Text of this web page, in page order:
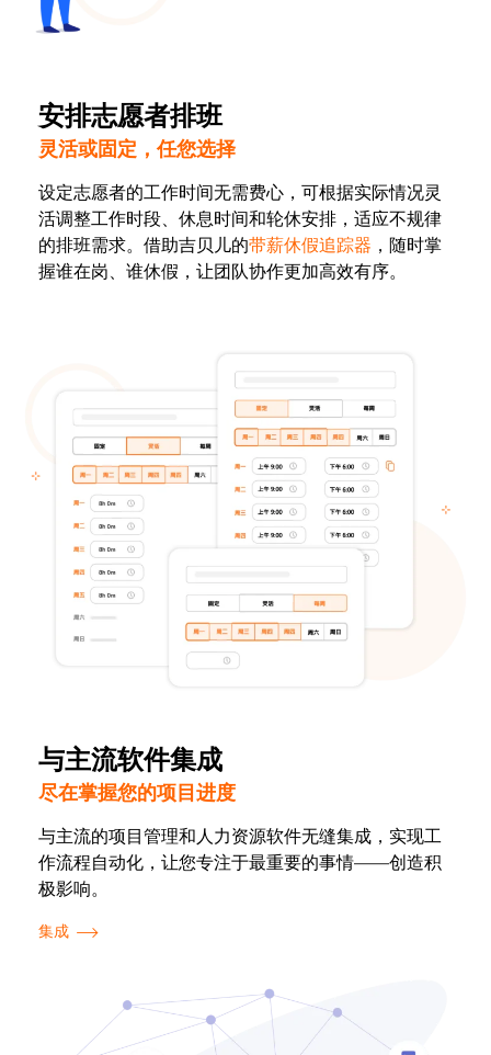
安排志愿者排班
灵活或固定，任您选择
设定志愿者的工作时间无需费心，可根据实际情况灵
活调整工作时段、休息时间和轮休安排，适应不规律
的排班需求。借助吉贝儿的带薪休假追踪器 ，随时掌
握谁在岗、谁休假，让团队协作更加高效有序。
与主流软件集成
尽在掌握您的项目进度
与主流的项目管理和人力资源软件无缝集成，实现工
作流程自动化，让您专注于最重要的事情——创造积
极影响。
集成